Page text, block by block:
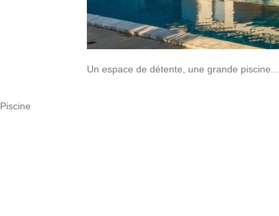
Un espace de détente, une grande piscine...
Piscine